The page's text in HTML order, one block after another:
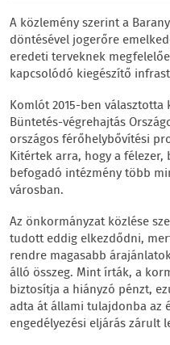
A közlemény szerint a
döntésével jogerőre
eredeti terveknek
kapcsolódó kiegészítő
Komlót 2015-ben
Büntetés-végrehajtás
országos férőhelybővítési
Kitértek arra, hogy a
befogadó intézmény több
városban.
Az önkormányzat közlése
tudott eddig elkezdődni,
rendre magasabb
álló összeg. Mint írták, a
biztosítja a hiányzó pénzt,
adta át állami tulajdonba az
engedélyezési eljárás zárult